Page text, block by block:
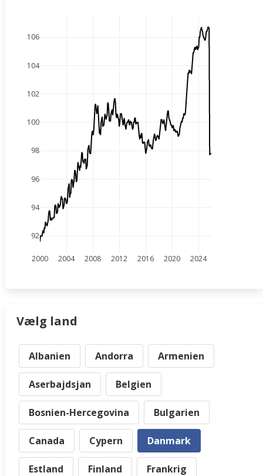
2000 2004 2008 2012 2016 2020 2024
92
94
96
98
100
102
104
106
Vælg land
Albanien Andorra Armenien
Aserbajdsjan Belgien
Bosnien-Hercegovina Bulgarien
Canada Cypern Danmark
Estland Finland Frankrig